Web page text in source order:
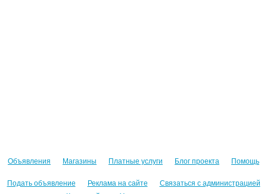
Объявления Магазины Платные услуги Блог проекта Помощь
Подать объявление Реклама на сайте
Связаться с администрацией